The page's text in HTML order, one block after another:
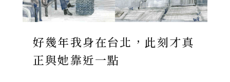
好幾年我身在台北，此刻才真
正與她靠近一點